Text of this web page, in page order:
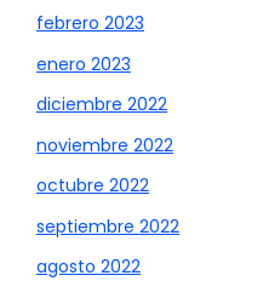
febrero 2023
enero 2023
diciembre 2022
noviembre 2022
octubre 2022
septiembre 2022
agosto 2022